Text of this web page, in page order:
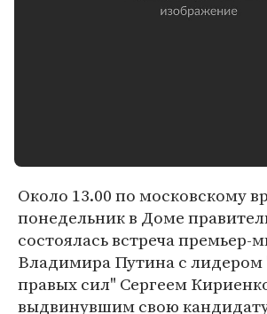
Около 13.00 по московскому
понедельник в Доме
состоялась встреча премьер-
Владимира Путина с лидером
правых сил" Сергеем
выдвинувшим свою